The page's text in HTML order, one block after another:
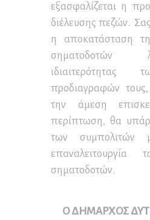
εξασφαλίζεται η
διέλευσης πεζών.
η αποκατάσταση
ιδιαιτερότητας
προδιαγραφών τους,
την άμεση
περίπτωση, θα
των συμπολιτών
επαναλειτουργία
σηματοδοτών.
Ο ΔΗΜΑΡΧΟΣ